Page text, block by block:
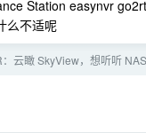
Station easynvr
么不适呢
云瞰 SkyView，想听听